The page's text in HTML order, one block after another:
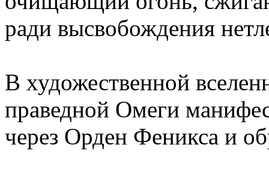
ради высвобождения
В художественной
праведной Омеги
через Орден Феникса и